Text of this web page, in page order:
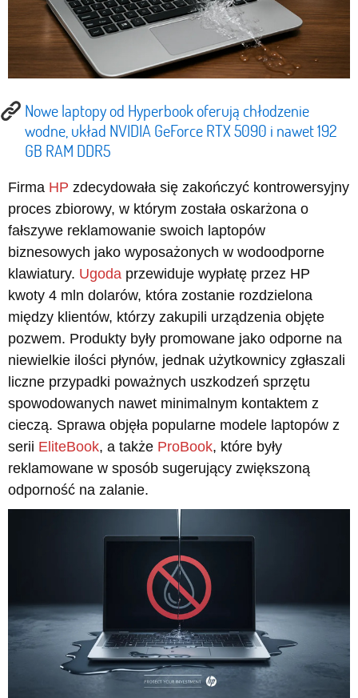
Nowe laptopy od Hyperbook oferują chłodzenie
wodne, układ NVIDIA GeForce RTX 5090 i nawet 192
GB RAM DDR5
Firma HP zdecydowała się zakończyć kontrowersyjny
proces zbiorowy, w którym została oskarżona o
fałszywe reklamowanie swoich laptopów
biznesowych jako wyposażonych w wodoodporne
klawiatury. Ugoda przewiduje wypłatę przez HP
kwoty 4 mln dolarów, która zostanie rozdzielona
między klientów, którzy zakupili urządzenia objęte
pozwem. Produkty były promowane jako odporne na
niewielkie ilości płynów, jednak użytkownicy zgłaszali
liczne przypadki poważnych uszkodzeń sprzętu
spowodowanych nawet minimalnym kontaktem z
cieczą. Sprawa objęła popularne modele laptopów z
serii EliteBook, a także ProBook, które były
reklamowane w sposób sugerujący zwiększoną
odporność na zalanie.